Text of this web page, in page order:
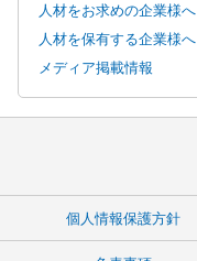
人材をお求めの企業様へ
人材を保有する企業様へ
メディア掲載情報
個人情報保護方針